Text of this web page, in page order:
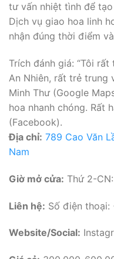
tư vấn nhiệt tình để
Dịch vụ giao hoa linh
nhận đúng thời điểm
Trích đánh giá: “Tôi
An Nhiên, rất trẻ trung
Minh Thư (Google
hoa nhanh chóng. Rất
(Facebook).
Địa chỉ: 789 Cao Văn
Nam
Giờ mở cửa: Thứ 2-
Liên hệ: Số điện
Website/Social: